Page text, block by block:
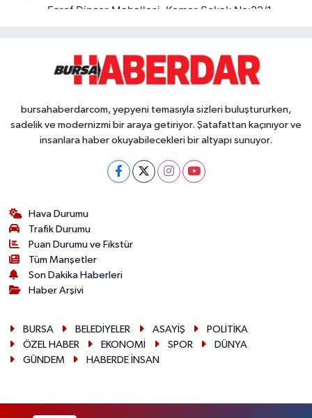
bursahaberdarcom, yepyeni temasıyla sizleri buluştururken,
sadelik ve modernizmi bir araya getiriyor. Şatafattan kaçınıyor ve
insanlara haber okuyabilecekleri bir altyapı sunuyor.
Hava Durumu
Trafik Durumu
Puan Durumu ve Fikstür
Tüm Manşetler
Son Dakika Haberleri
Haber Arşivi
BURSA BELEDİYELER ASAYİŞ
POLİTİKA
ÖZEL HABER
EKONOMİ SPOR
DÜNYA
GÜNDEM
HABERDE İNSAN